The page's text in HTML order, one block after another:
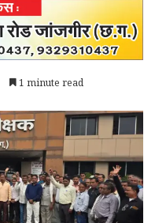
1 minute read